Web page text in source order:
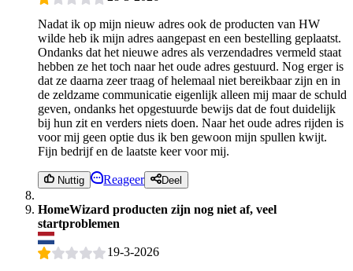
Nadat ik op mijn nieuw adres ook de producten van HW
wilde heb ik mijn adres aangepast en een bestelling geplaatst.
Ondanks dat het nieuwe adres als verzendadres vermeld staat
hebben ze het toch naar het oude adres gestuurd. Nog erger is
dat ze daarna zeer traag of helemaal niet bereikbaar zijn en in
de zeldzame communicatie eigenlijk alleen mij maar de schuld
geven, ondanks het opgestuurde bewijs dat de fout duidelijk
bij hun zit en verders niets doen. Naar het oude adres rijden is
voor mij geen optie dus ik ben gewoon mijn spullen kwijt.
Fijn bedrijf en de laatste keer voor mij.
Nuttig Reageer Deel
HomeWizard producten zijn nog niet af, veel
startproblemen
19-3-2026